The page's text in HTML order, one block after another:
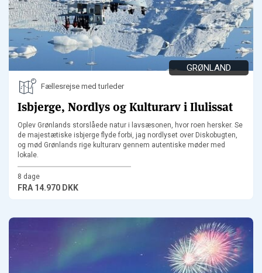
GRØNLAND
Fællesrejse med turleder
Isbjerge, Nordlys og Kulturarv i Ilulissat
Oplev Grønlands storslåede natur i lavsæsonen, hvor roen hersker. Se
de majestætiske isbjerge flyde forbi, jag nordlyset over Diskobugten,
og mød Grønlands rige kulturarv gennem autentiske møder med
lokale.
8 dage
FRA 14.970 DKK